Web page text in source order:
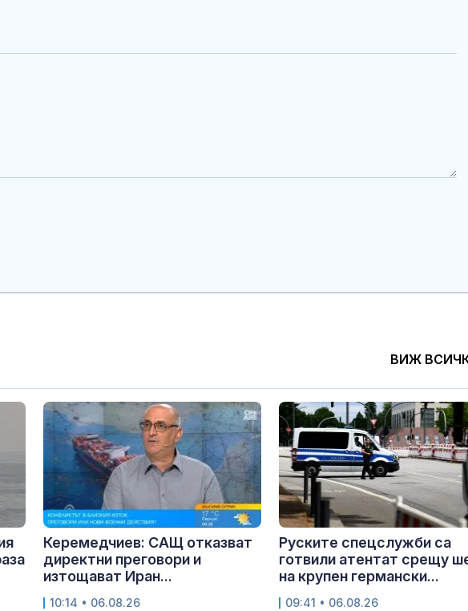
ВИЖ
Керемедчиев: САЩ отказват
директни преговори и
изтощават Иран...
10:14 • 06.08.26
Руските спецслужби са
готвили атентат срещу
на крупен германски...
09:41 • 06.08.26